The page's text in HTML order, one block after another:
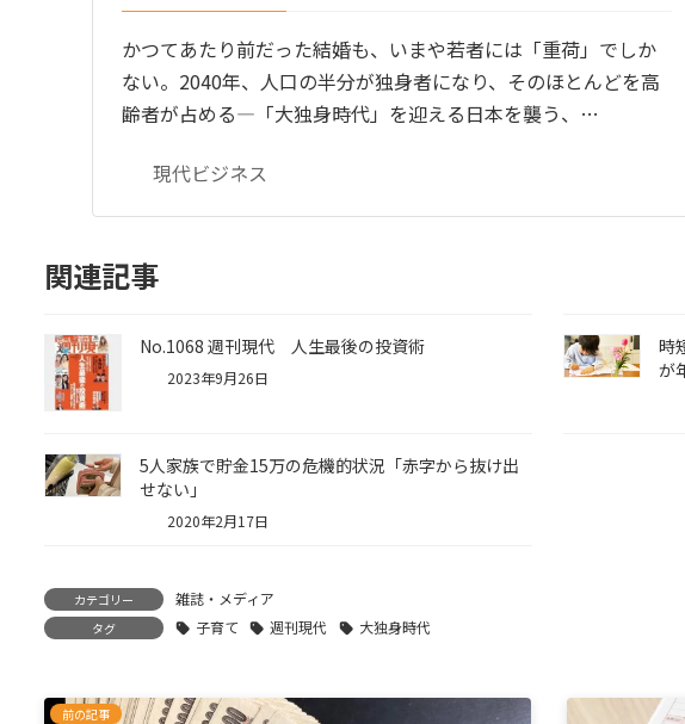
かつてあたり前だった結婚も、いまや若者には「重荷」でしか
ない。2040年、人口の半分が独身者になり、そのほとんどを高
齢者が占める―「大独身時代」を迎える日本を襲う、…
現代ビジネス
関連記事
No.1068 週刊現代 人生最後の投資術
2023年9月26日
時
が
5人家族で貯金15万の危機的状況「赤字から抜け出
せない」
2020年2月17日
カテゴリー 雑誌・メディア
タグ 子育て 週刊現代 大独身時代
前の記事